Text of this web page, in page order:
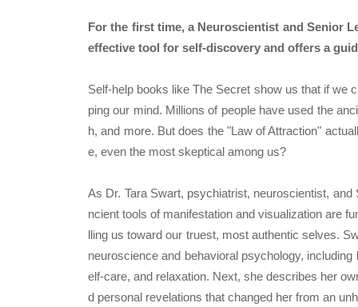
For the first time, a Neuroscientist and Senior
effective tool for self-discovery and offers a
Self-help books like The Secret show us that if we
ping our mind. Millions of people have used the
h, and more. But does the "Law of Attraction"
e, even the most skeptical among us?
As Dr. Tara Swart, psychiatrist, neuroscientist,
ncient tools of manifestation and visualization are
lling us toward our truest, most authentic selves.
neuroscience and behavioral psychology,
elf-care, and relaxation. Next, she describes her
d personal revelations that changed her from an